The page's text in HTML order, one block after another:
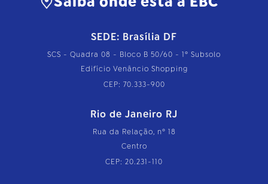
SEDE: Brasília DF
SCS - Quadra 08 - Bloco B 50/60 - 1º Subsolo
Edifício Venâncio Shopping
CEP: 70.333-900
Rio de Janeiro RJ
Rua da Relação, nº 18
Centro
CEP: 20.231-110